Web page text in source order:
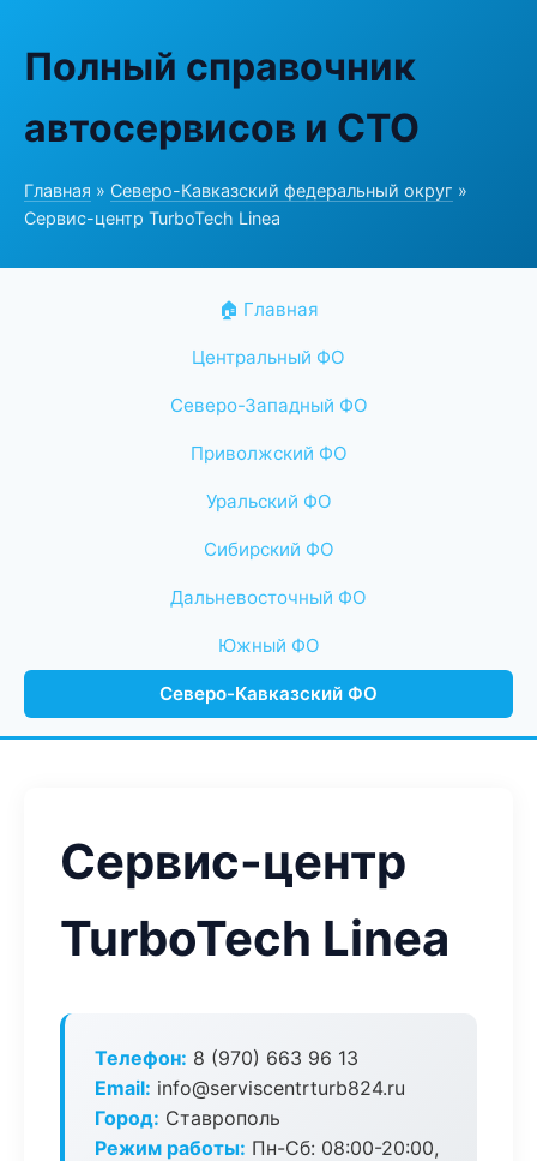
Полный справочник
автосервисов и СТО
Главная » Северо-Кавказский федеральный округ »
Сервис-центр TurboTech Linea
🏠 Главная
Центральный ФО
Северо-Западный ФО
Приволжский ФО
Уральский ФО
Сибирский ФО
Дальневосточный ФО
Южный ФО
Северо-Кавказский ФО
Сервис-центр
TurboTech Linea
Телефон: 8 (970) 663 96 13
Email: info@serviscentrturb824.ru
Город: Ставрополь
Режим работы: Пн-Сб: 08:00-20:00,